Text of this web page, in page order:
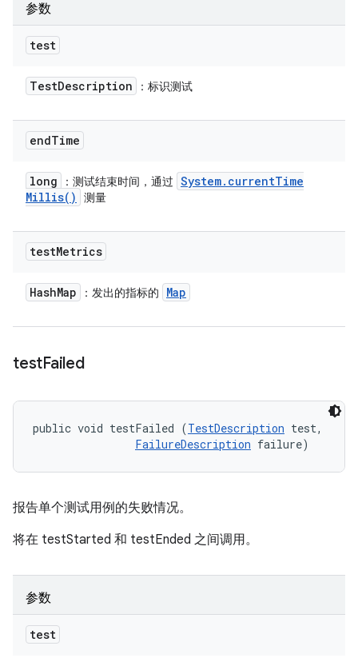
参数
test
TestDescription ：标识测试
endTime
long ：测试结束时间，通过 System. currentTime
Millis( ) 测量
testMetrics
HashMap ：发出的指标的 Map
testFailed
public void testFailed (TestDescription test,
FailureDescription failure)
报告单个测试用例的失败情况。
将在 testStarted 和 testEnded 之间调用。
参数
test